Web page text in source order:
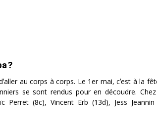
?
au corps à corps. Le 1er mai, cʼest à la
se sont rendus pour en découdre.
Perret (8c), Vincent Erb (13d), Jess